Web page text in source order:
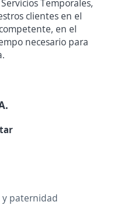
Temporales,
clientes en el
en el
necesario para
y paternidad